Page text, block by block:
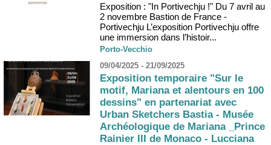
Exposition : "In Portivechju !" Du 7 avril au
2 novembre Bastion de France -
Portivechju L’exposition Portivechju offre
une immersion dans l’histoir...
Porto-Vecchio
09/04/2025 - 21/09/2025
Exposition temporaire "Sur le
motif, Mariana et alentours en 100
dessins" en partenariat avec
Urban Sketchers Bastia - Musée
Archéologique de Mariana _Prince
Rainier III de Monaco - Lucciana